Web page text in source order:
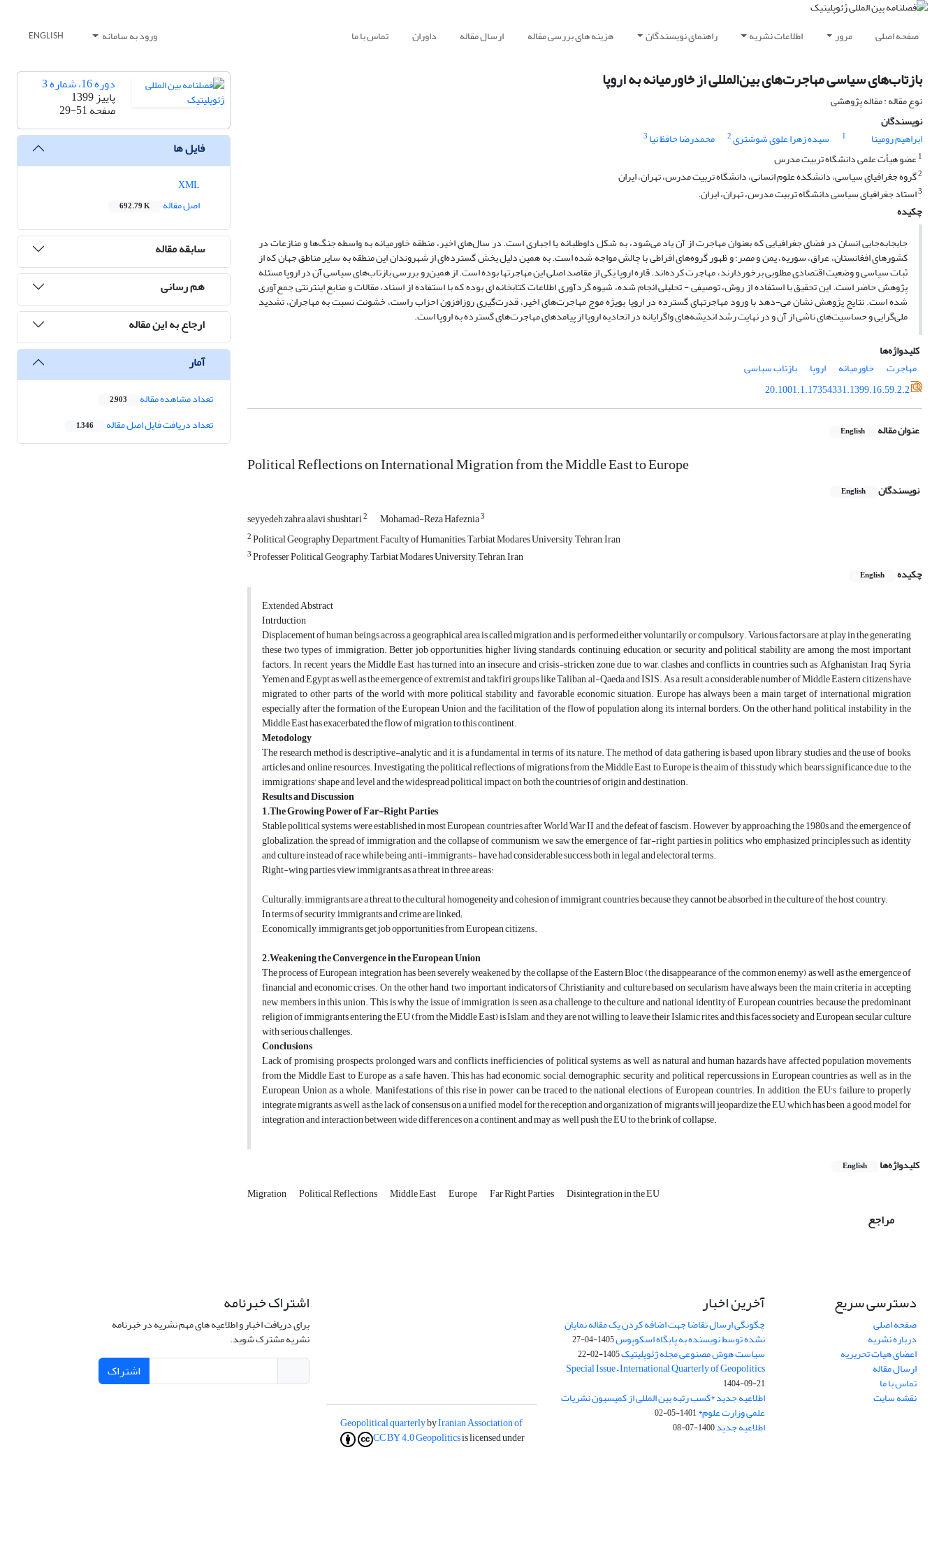
صفحه اصلی مرور اطلاعات نشریه راهنمای نویسندگان هزینه های بررسی مقاله ارسال مقاله داوران تماس با ما ورود به سامانه ENGLISH
بازتاب‌های سیاسی مهاجرت‌های بین‌المللی از خاورمیانه به اروپا
نوع مقاله : مقاله پژوهشی
نویسندگان
ابراهیم رومینا
1 سیده زهرا علوی شوشتری2 محمدرضا حافظ نیا 3
1عضو هیأت علمی دانشگاه تربیت مدرس
2گروه جغرافیای سیاسی، دانشکده علوم انسانی، دانشگاه تربیت مدرس، تهران، ایران
3استاد جغرافیای سیاسی دانشگاه تربیت مدرس، تهران، ایران.
چکیده
جابجابه‌جایی انسان در فضای جغرافیایی که بعنوان مهاجرت از آن یاد می‌شود، به شکل داوطلبانه یا اجباری است. در سال‌های اخیر، منطقه خاورمیانه به واسطه جنگ‌ها و منازعات در
کشورهای افغانستان، عراق، سوریه، یمن و مصر؛ و ظهور گروه‌های افراطی با چالش مواجه شده است. به همین دلیل بخش گسترده‌ای از شهروندان این منطقه به سایر مناطق جهان که از
ثبات سیاسی و وضعیت اقتصادی مطلوبی برخوردارند، مهاجرت کرده‌اند. قاره اروپا یکی از مقاصد اصلی این مهاجرتها بوده است. از همین‌رو بررسی بازتاب‌های سیاسی آن در اروپا مسئله
پژوهش حاضر است. این تحقیق با استفاده از روش، توصیفی - تحلیلی انجام شده، شیوه گردآوری اطلاعات کتابخانه ای بوده که با استفاده از اسناد، مقالات و منابع اینترنتی جمع‌آوری
شده است. نتایج پژوهش نشان می-دهد با ورود مهاجرتهای گسترده در اروپا بویژه موج مهاجرت‌های اخیر، قدرت‌گیری روزافزون احزاب راست، خشونت‌ نسبت به مهاجران، تشدید
ملی‌گرایی و حساسیت‌های ناشی از آن و در نهایت رشد اندیشه‌های واگرایانه در اتحادیه اروپا از پیامدهای مهاجرت‌های گسترده به اروپا است.
کلیدواژه‌ها
مهاجرت
خاورمیانه اروپا
بازتاب سیاسی
20.1001.1.17354331.1399.16.59.2.2
عنوان مقاله English
Political Reflections on International Migration from the Middle East to Europe
نویسندگان English
seyyedeh zahra alavi shushtari2 Mohamad-Reza Hafeznia3
2Political Geography Department, Faculty of Humanities, Tarbiat Modares University, Tehran, Iran
3Professer Political Geography, Tarbiat Modares University, Tehran, Iran
چکیده
English
Extended Abstract
Intrduction
Displacement of human beings across a geographical area is called migration and is performed either voluntarily or compulsory. Various factors are at play in the generating
these two types of immigration. Better job opportunities, higher living standards, continuing education, or security and political stability are among the most important
factors. In recent years, the Middle East has turned into an insecure and crisis-stricken zone due to war, clashes and conflicts in countries such as Afghanistan, Iraq, Syria,
Yemen and Egypt as well as the emergence of extremist and takfiri groups like Taliban, al-Qaeda and ISIS. As a result, a considerable number of Middle Eastern citizens have
migrated to other parts of the world with more political stability and favorable economic situation. Europe has always been a main target of international migration
especially after the formation of the European Union and the facilitation of the flow of population along its internal borders. On the other hand, political instability in the
Middle East has exacerbated the flow of migration to this continent.
Metodology
The research method is descriptive-analytic and it is a fundamental in terms of its nature. The method of data gathering is based upon library studies and the use of books,
articles and online resources. Investigating the political reflections of migrations from the Middle East to Europe is the aim of this study which bears significance due to the
immigrations' shape and level and the widespread political impact on both the countries of origin and destination.
Results and Discussion
1.The Growing Power of Far-Right Parties
Stable political systems were established in most European countries after World War II and the defeat of fascism. However, by approaching the 1980s and the emergence of
globalization, the spread of immigration and the collapse of communism, we saw the emergence of far-right parties in politics, who emphasized principles such as identity
and culture instead of race while being anti-immigrants- have had considerable success both in legal and electoral terms.
Right-wing parties view immigrants as a threat in three areas:
Culturally; immigrants are a threat to the cultural homogeneity and cohesion of immigrant countries, because they cannot be absorbed in the culture of the host country;
In terms of security, immigrants and crime are linked;
Economically, immigrants get job opportunities from European citizens.
2.Weakening the Convergence in the European Union
The process of European integration has been severely weakened by the collapse of the Eastern Bloc (the disappearance of the common enemy) as well as the emergence of
financial and economic crises. On the other hand, two important indicators of Christianity and culture based on secularism have always been the main criteria in accepting
new members in this union. This is why the issue of immigration is seen as a challenge to the culture and national identity of European countries, because the predominant
religion of immigrants entering the EU (from the Middle East) is Islam, and they are not willing to leave their Islamic rites, and this faces society and European secular culture
with serious challenges.
Conclusions
Lack of promising prospects, prolonged wars and conflicts, inefficiencies of political systems, as well as natural and human hazards have affected population movements
from the Middle East to Europe as a safe haven. This has had economic, social, demographic, security and political repercussions in European countries as well as in the
European Union as a whole. Manifestations of this rise in power can be traced to the national elections of European countries. In addition, the EU's failure to properly
integrate migrants, as well as the lack of consensus on a unified model for the reception and organization of migrants will jeopardize the EU, which has been a good model for
integration and interaction between wide differences on a continent, and may as well push the EU to the brink of collapse.
کلیدواژه‌ها English
Migration Political Reflections Middle East Europe Far Right Parties Disintegration in the EU
مراجع
دوره 16، شماره 3
پاییز 1399
صفحه29-51
فایل ها
اصل مقاله
692.79 K
سابقه مقاله
هم رسانی
ارجاع به این مقاله
آمار
تعداد مشاهده مقاله 2,903
تعداد دریافت فایل اصل مقاله 1,346
دسترسی سریع
صفحه اصلی
درباره نشریه
اعضای هیات تحریریه
ارسال مقاله
تماس با ما
نقشه سایت
آخرین اخبار
چگونگی ارسال تقاضا جهت اضافه کردن یک مقاله نمایان
نشده توسط نویسنده به پایگاه اسکوپوس1405-04-27
سیاست هوش مصنوعی مجله ژئوپلیتیک1405-02-22
Special Issue – International Quarterly of Geopolitics
1404-09-21
اطلاعیه جدید *کسب رتبه بین المللی از کمیسیون نشریات
علمی وزارت علوم*1401-05-02
اطلاعیه جدید1400-07-08
Geopolitical quarterlybyIranian Association of
Geopoliticsis licensed under
CC BY 4.0
اشتراک خبرنامه
برای دریافت اخبار و اطلاعیه های مهم نشریه در خبرنامه
نشریه مشترک شوید.
اشتراک